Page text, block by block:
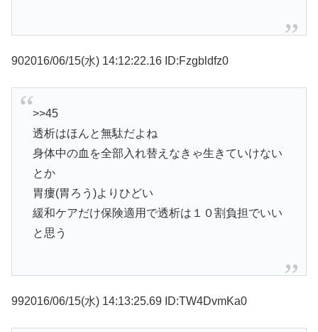
902016/06/15(水) 14:12:22.16 ID:Fzgbldfz0
>>45
透析はほんと無駄だよね
身体中の血を全部入れ替えなきゃ生きていけない
とか
胃瘻(胃ろう)よりひどい
緩和ケアだけ保険適用で透析は１０割負担でいい
と思う
992016/06/15(水) 14:13:25.69 ID:TW4DvmKa0